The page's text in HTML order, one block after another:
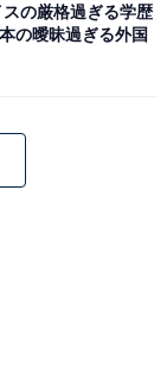
の厳格過ぎる学歴
の曖昧過ぎる外国